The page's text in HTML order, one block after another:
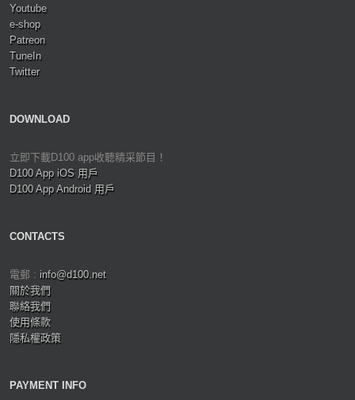
Youtube
e-shop
Patreon
TuneIn
Twitter
DOWNLOAD
立即下載D100 app收聽精采節目！
D100 App iOS 用戶
D100 App Android 用戶
CONTACTS
電郵 : info@d100.net
關於我們
聯絡我們
使用條款
隱私權政策
PAYMENT INFO